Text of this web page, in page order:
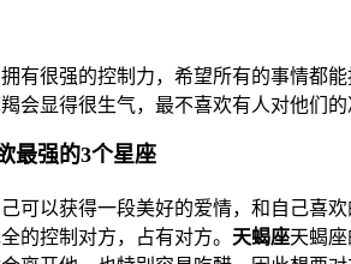
有很强的控制力，希望所有的事情都
会显得很生气，最不喜欢有人对他们
最强的3个星座
可以获得一段美好的爱情，和自己喜
的控制对方，占有对方。 天蝎座天蝎